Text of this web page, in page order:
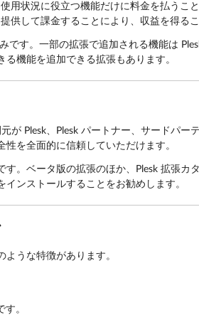
用状況に役立つ機能だけに料金を払うこと
供して課金することにより、収益を得るこ
です。一部の拡張で追加される機能は
機能を追加できる拡張もあります。
が Plesk、Plesk パートナー、サードパー
を全面的に信頼していただけます。
す。ベータ版の拡張のほか、Plesk 拡張カ
ンストールすることをお勧めします。
うな特徴があります。
。